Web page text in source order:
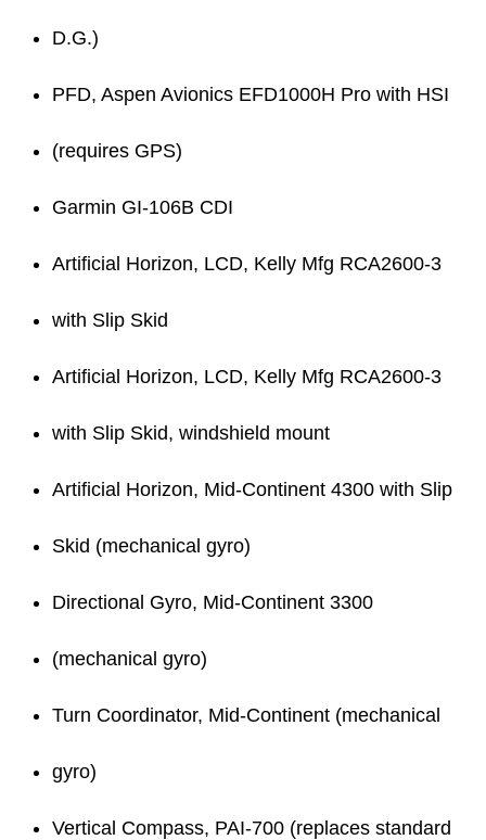
D.G.)
PFD, Aspen Avionics EFD1000H Pro with HSI
(requires GPS)
Garmin GI-106B CDI
Artificial Horizon, LCD, Kelly Mfg RCA2600-3
with Slip Skid
Artificial Horizon, LCD, Kelly Mfg RCA2600-3
with Slip Skid, windshield mount
Artificial Horizon, Mid-Continent 4300 with Slip
Skid (mechanical gyro)
Directional Gyro, Mid-Continent 3300
(mechanical gyro)
Turn Coordinator, Mid-Continent (mechanical
gyro)
Vertical Compass, PAI-700 (replaces standard